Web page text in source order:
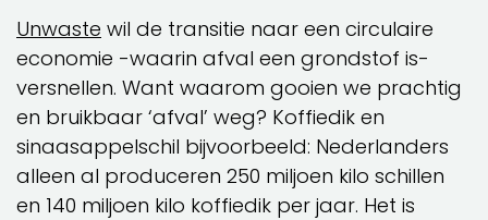
Unwaste wil de transitie naar een circulaire
economie -waarin afval een grondstof is-
versnellen. Want waarom gooien we prachtig
en bruikbaar ‘afval’ weg? Koffiedik en
sinaasappelschil bijvoorbeeld: Nederlanders
alleen al produceren 250 miljoen kilo schillen
en 140 miljoen kilo koffiedik per jaar. Het is